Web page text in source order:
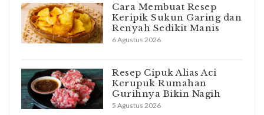
Cara Membuat Resep
Keripik Sukun Garing dan
Renyah Sedikit Manis
6 Agustus 2026
Resep Cipuk Alias Aci
Kerupuk Rumahan
Gurihnya Bikin Nagih
5 Agustus 2026